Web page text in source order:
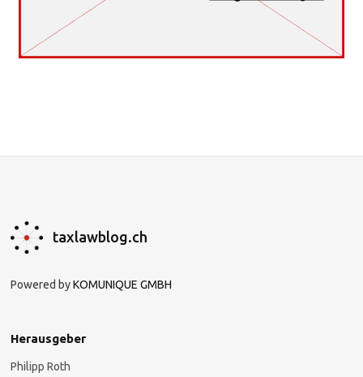
taxlawblog.ch
Powered byKOMUNIQUE GMBH
Herausgeber
Philipp Roth